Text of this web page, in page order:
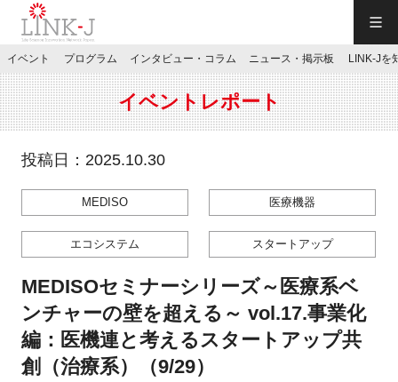
JP／EN
特別会員専用メニュー
お問い合わせ
マイページ
イベント プログラム インタビュー・コラム ニュース・掲示板 LINK-Jを
イベントレポート
投稿日：2025.10.30
MEDISO 医療機器
エコシステム スタートアップ
MEDISOセミナーシリーズ～医療系ベ
ンチャーの壁を超える～ vol.17.事業化
編：医機連と考えるスタートアップ共
創（治療系）（9/29）